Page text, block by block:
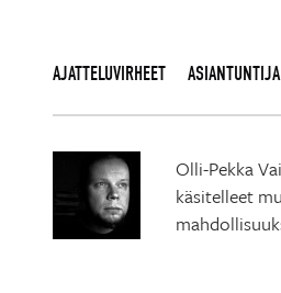
AJATTELUVIRHEET ASIANTUNTIJA
Olli-Pekka
käsitelleet